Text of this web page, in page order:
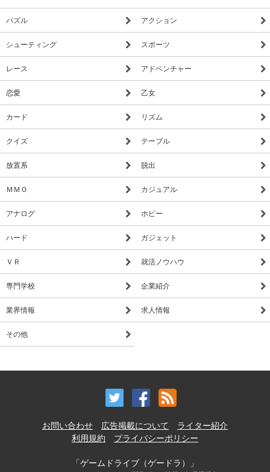
パズル アクション
シューティング スポーツ
レース アドベンチャー
恋愛 乙女
カード リズム
クイズ テーブル
放置系 脱出
ＭＭＯ カジュアル
アナログ ホビー
ハード ガジェット
ＶＲ 就活ノウハウ
専門学校 企業紹介
業界情報 求人情報
その他
お問い合わせ 広告掲載について
ライター紹介
利用規約
プライバシーポリシー
「ゲームドライブ（ゲードラ）」